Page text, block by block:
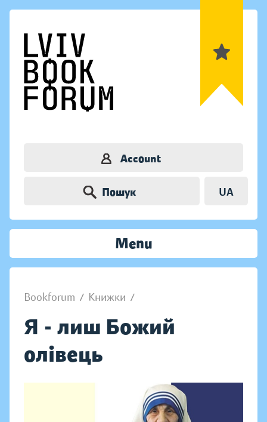
Account
Пошук UA
Menu
Bookforum / Книжки /
Я - лиш Божий
олівець